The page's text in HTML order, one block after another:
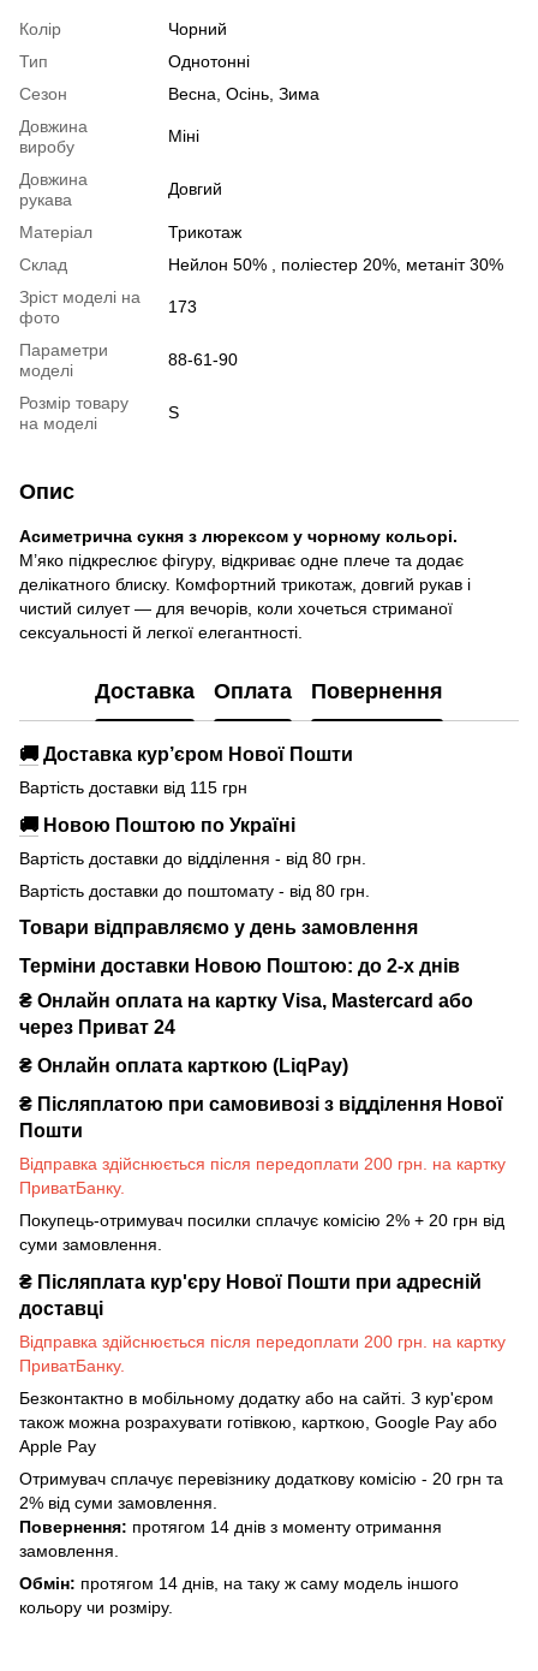
Колір
Чорний
Тип
Однотонні
Сезон
Весна, Осінь, Зима
Довжина
виробу
Міні
Довжина
рукава
Довгий
Матеріал
Трикотаж
Склад
Нейлон 50% , поліестер 20%, метаніт 30%
Зріст моделі на
фото
173
Параметри
моделі
88-61-90
Розмір товару
на моделі
S
Опис
Асиметрична сукня з люрексом у чорному кольорі.
М’яко підкреслює фігуру, відкриває одне плече та додає
делікатного блиску. Комфортний трикотаж, довгий рукав і
чистий силует — для вечорів, коли хочеться стриманої
сексуальності й легкої елегантності.
Доставка Оплата Повернення
🚚 Доставка кур’єром Нової Пошти
Вартість доставки від 115 грн
🚚 Новою Поштою по Україні
Вартість доставки до відділення - від 80 грн.
Вартість доставки до поштомату - від 80 грн.
Товари відправляємо у день замовлення
Терміни доставки Новою Поштою: до 2-х днів
₴ Онлайн оплата на картку Visa, Mastercard або
через Приват 24
₴ Онлайн оплата карткою (LiqPay)
₴ Післяплатою при самовивозі з відділення Нової
Пошти
Відправка здійснюється після передоплати 200 грн. на картку
ПриватБанку.
Покупець-отримувач посилки сплачує комісію 2% + 20 грн від
суми замовлення.
₴ Післяплата кур'єру Нової Пошти при адресній
доставці
Відправка здійснюється після передоплати 200 грн. на картку
ПриватБанку.
Безконтактно в мобільному додатку або на сайті. З кур'єром
також можна розрахувати готівкою, карткою, Google Pay або
Apple Pay
Отримувач сплачує перевізнику додаткову комісію - 20 грн та
2% від суми замовлення.
Повернення: протягом 14 днів з моменту отримання
замовлення.
Обмін: протягом 14 днів, на таку ж саму модель іншого
кольору чи розміру.